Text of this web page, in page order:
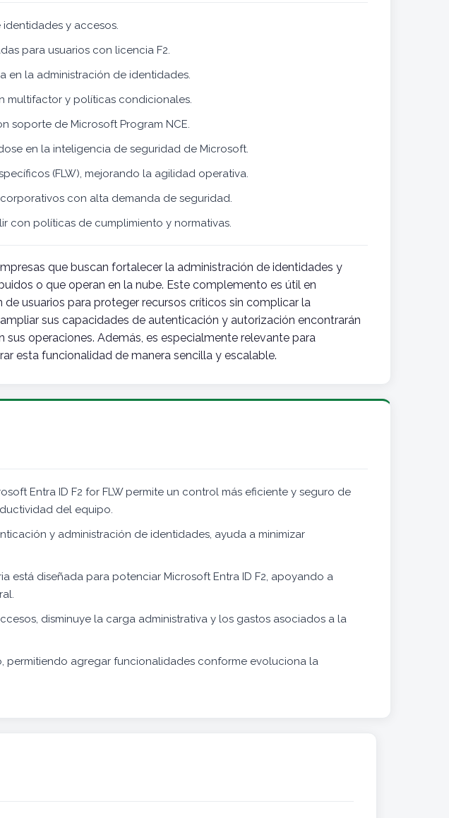
y accesos.
para usuarios con licencia F2.
en la administración de identidades.
multifactor y políticas condicionales.
soporte de Microsoft Program NCE.
en la inteligencia de seguridad de Microsoft.
(FLW), mejorando la agilidad operativa.
con alta demanda de seguridad.
con políticas de cumplimiento y normativas.
que buscan fortalecer la administración de identidades y
o que operan en la nube. Este complemento es útil en
usuarios para proteger recursos críticos sin complicar la
sus capacidades de autenticación y autorización encontrarán
operaciones. Además, es especialmente relevante para
esta funcionalidad de manera sencilla y escalable.
Entra ID F2 for FLW permite un control más eficiente y seguro de
del equipo.
y administración de identidades, ayuda a minimizar
está diseñada para potenciar Microsoft Entra ID F2, apoyando a
disminuye la carga administrativa y los gastos asociados a la
permitiendo agregar funcionalidades conforme evoluciona la